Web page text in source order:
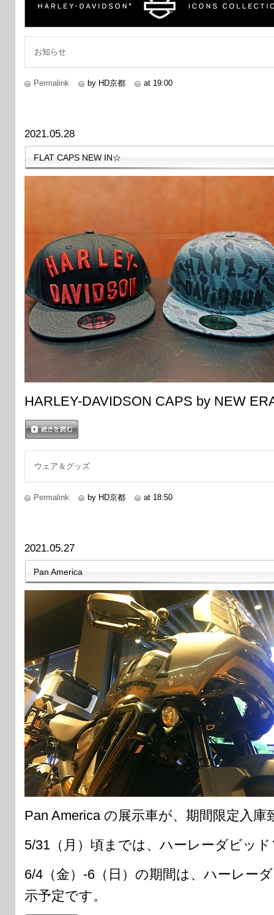
お知らせ
Permalink by HD京都 at 19:00
2021.05.28
FLAT CAPS NEW IN☆
HARLEY-DAVIDSON CAPS by NEW
ウェア＆グッズ
Permalink by HD京都 at 18:50
2021.05.27
Pan America
Pan America の展示車が、期間限定入庫
5/31（月）頃までは、ハーレーダビッ
6/4（金）-6（日）の期間は、ハーレー
示予定です。